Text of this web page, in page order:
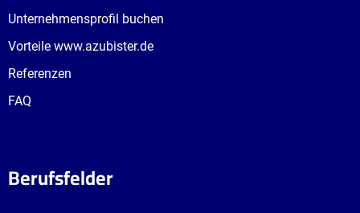
Unternehmensprofil buchen
Vorteile www.azubister.de
Referenzen
FAQ
Berufsfelder